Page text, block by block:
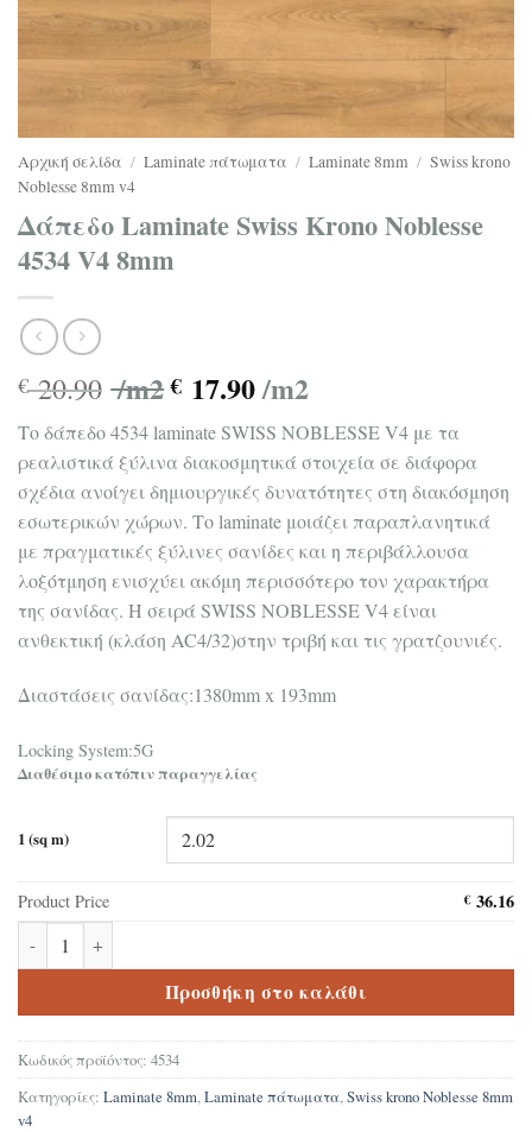
Αρχική σελίδα / Laminate πάτωματα / Laminate 8mm / Swiss krono
Noblesse 8mm v4
Δάπεδο Laminate Swiss Krono Noblesse
4534 V4 8mm
€20.90 /m2 € 17.90/m2
Tο δάπεδο 4534 laminate SWISS NOBLESSE V4 με τα
ρεαλιστικά ξύλινα διακοσμητικά στοιχεία σε διάφορα
σχέδια ανοίγει δημιουργικές δυνατότητες στη διακόσμηση
εσωτερικών χώρων. Το laminate μοιάζει παραπλανητικά
με πραγματικές ξύλινες σανίδες και η περιβάλλουσα
λοξότμηση ενισχύει ακόμη περισσότερο τον χαρακτήρα
της σανίδας. Η σειρά SWISS NOBLESSE V4 είναι
ανθεκτική (κλάση AC4/32)στην τριβή και τις γρατζουνιές.
Διαστάσεις σανίδας:1380mm x 193mm
Locking System:5G
Διαθέσιμο κατόπιν παραγγελίας
1 (sq m)
Product Price €36.16
Δάπεδο Laminate Swiss Krono Noblesse 4534 V4 8mm ποσότητα
Προσθήκη στο καλάθι
Κωδικός προϊόντος: 4534
Κατηγορίες: Laminate 8mm,Laminate πάτωματα,Swiss krono Noblesse 8mm
v4